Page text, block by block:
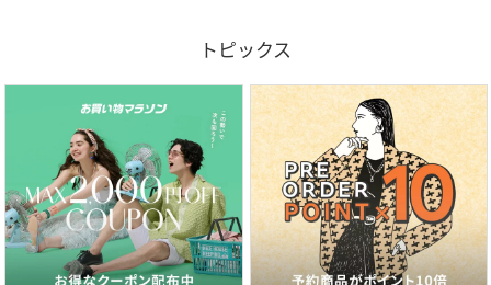
トピックス